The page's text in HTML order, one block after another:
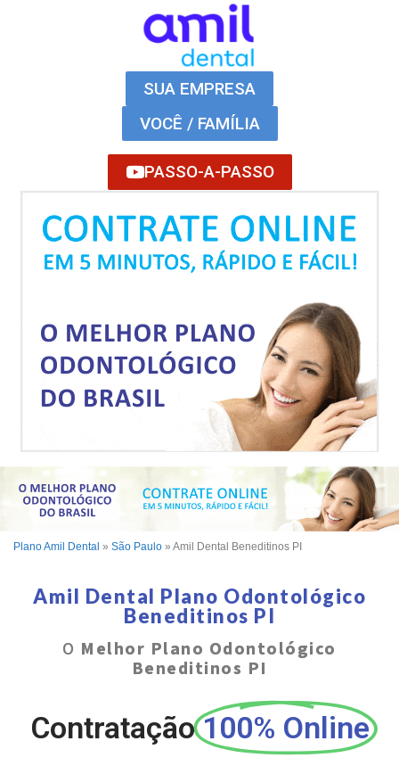
SUA EMPRESA
VOCÊ / FAMÍLIA
PASSO-A-PASSO
Plano Amil Dental » São Paulo » Amil Dental Beneditinos PI
Amil Dental Plano Odontológico
Beneditinos PI
O Melhor Plano Odontológico
Beneditinos PI
Contratação 100% Online